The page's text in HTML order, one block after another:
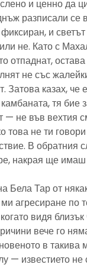
и ценно да
разписали се
и
не. Като с
отпаднат,
не със
Затова казах, че
тя бие
— не във вехтия
това не ти
В обратния
накрая ще имаш
Бела Тар от
агресиране по
видя
вече го
в
— известието